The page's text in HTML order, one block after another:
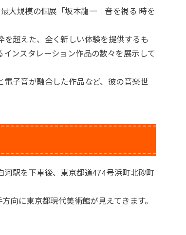
大規模の個展「坂本龍一｜音を視る 時を
超えた、全く新しい体験を提供するも
ンスタレーション作品の数々を展示して
子音が融合した作品など、彼の音楽世
駅を下車後、東京都道474号浜町北砂町
向に東京都現代美術館が見えてきます。